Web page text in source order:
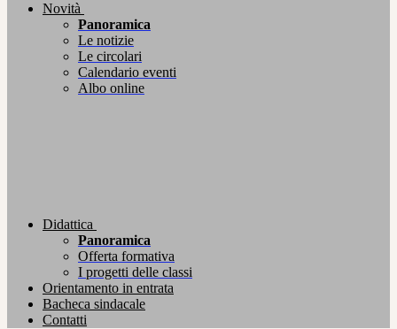
Novità
Panoramica
Le notizie
Le circolari
Calendario eventi
Albo online
Didattica
Panoramica
Offerta formativa
I progetti delle classi
Orientamento in entrata
Bacheca sindacale
Contatti